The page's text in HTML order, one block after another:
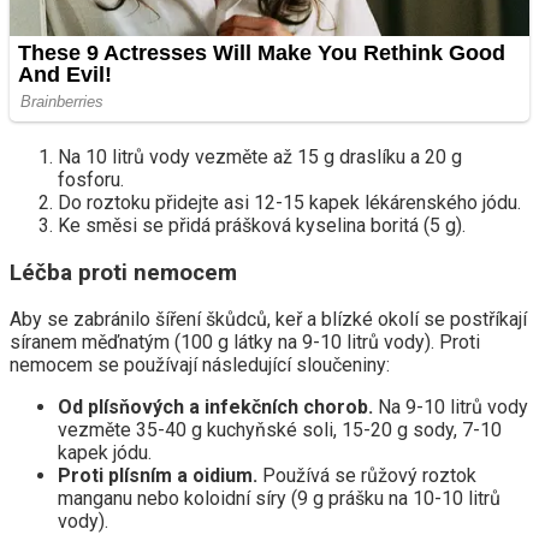
Na 10 litrů vody vezměte až 15 g draslíku a 20 g
fosforu.
Do roztoku přidejte asi 12-15 kapek lékárenského jódu.
Ke směsi se přidá prášková kyselina boritá (5 g).
Léčba proti nemocem
Aby se zabránilo šíření škůdců, keř a blízké okolí se postříkají
síranem měďnatým (100 g látky na 9-10 litrů vody). Proti
nemocem se používají následující sloučeniny:
Od plísňových a infekčních chorob. Na 9-10 litrů vody
vezměte 35-40 g kuchyňské soli, 15-20 g sody, 7-10
kapek jódu.
Proti plísním a oidium. Používá se růžový roztok
manganu nebo koloidní síry (9 g prášku na 10-10 litrů
vody).